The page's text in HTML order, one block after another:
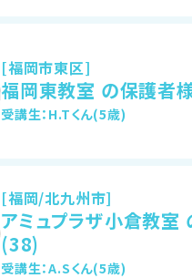
[福岡市東区]
福岡東教室 の保護者
受講生：H.Tくん(5歳)
[福岡/北九州市]
アミュプラザ小倉教室
(38)
受講生：A.Sくん(5歳)